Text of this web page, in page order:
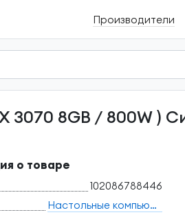
Производители
о товаре
102086788446
Настольные компьютеры